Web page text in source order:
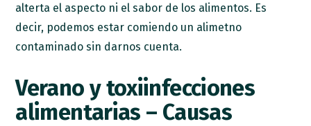
alterta el aspecto ni el sabor de los alimentos. Es
decir, podemos estar comiendo un alimetno
contaminado sin darnos cuenta.
Verano y toxiinfecciones
alimentarias – Causas